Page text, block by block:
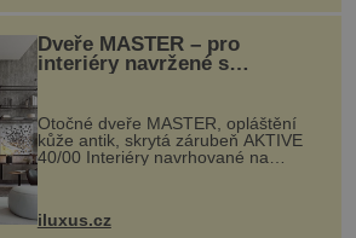
Dveře MASTER – pro
interiéry navržené s
rozumem i vášní!
Otočné dveře MASTER, opláštění
kůže antik, skrytá zárubeň AKTIVE
40/00 Interiéry navrhované na
zakázku často vyžadují atypické
rozměry nejen nábytku, ale i
dnes umož...
iluxus.cz